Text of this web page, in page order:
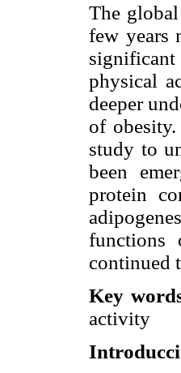
The
few years
physical
deeper
of
study to
been
protein
functions
continued
Key
activity